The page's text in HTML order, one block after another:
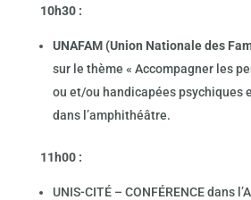
10h30 :
UNAFAM (Union Nationale des
sur le thème « Accompagner les
ou et/ou handicapées psychiques
dans l’amphithéâtre.
11h00 :
UNIS-CITÉ – CONFÉRENCE dans